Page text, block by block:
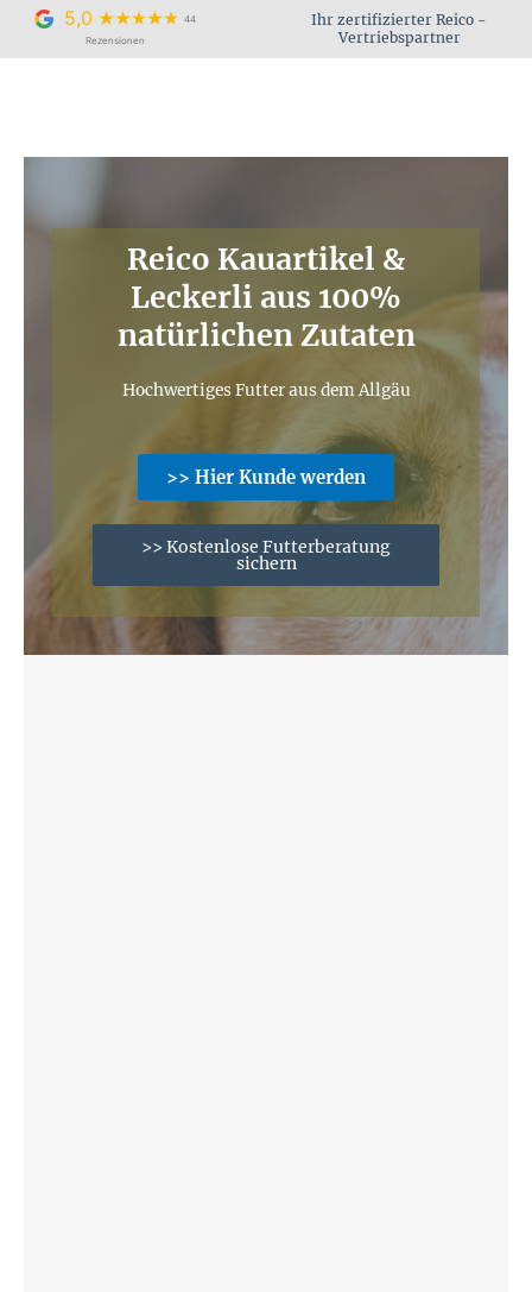
springen
5,0
44
Rezensionen
Ihr zertifizierter Reico -
Vertriebspartner
Reico Kauartikel &
Leckerli aus 100%
natürlichen Zutaten
Hochwertiges Futter aus dem Allgäu
>> Hier Kunde werden
>> Kostenlose Futterberatung
sichern